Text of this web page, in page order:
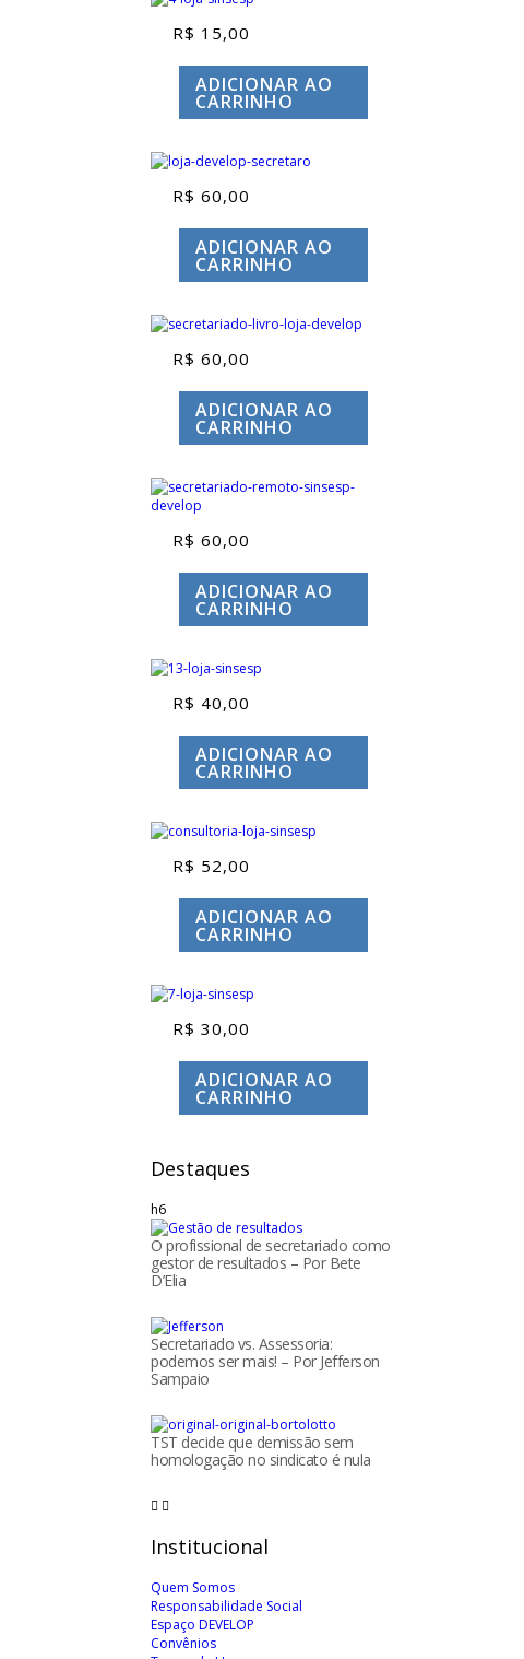
R$ 15,00
ADICIONAR AO
CARRINHO
R$ 60,00
ADICIONAR AO
CARRINHO
R$ 60,00
ADICIONAR AO
CARRINHO
R$ 60,00
ADICIONAR AO
CARRINHO
R$ 40,00
ADICIONAR AO
CARRINHO
R$ 52,00
ADICIONAR AO
CARRINHO
R$ 30,00
ADICIONAR AO
CARRINHO
Destaques
h6
O profissional de secretariado como
gestor de resultados – Por Bete
D’Elia
Secretariado vs. Assessoria:
podemos ser mais! – Por Jefferson
Sampaio
TST decide que demissão sem
homologação no sindicato é nula
Institucional
Quem Somos
Responsabilidade Social
Espaço DEVELOP
Convênios